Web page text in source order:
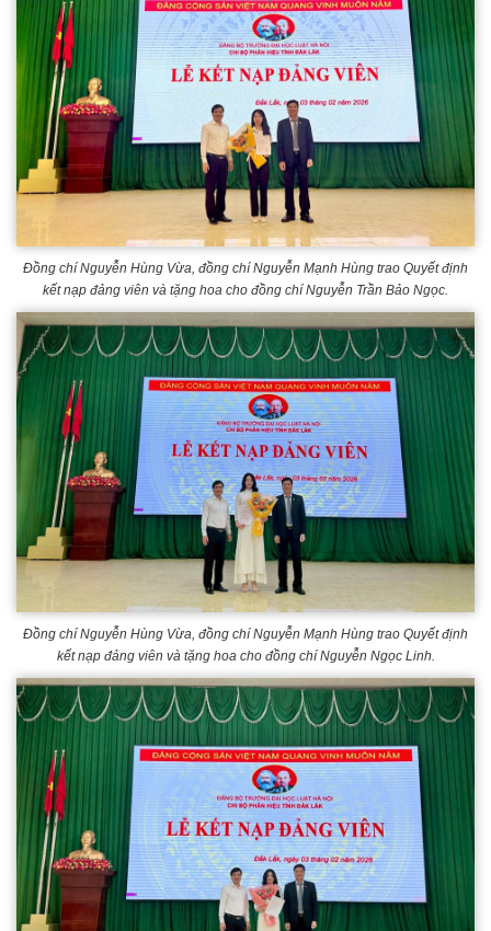
Đồng chí Nguyễn Hùng Vừa, đồng chí Nguyễn Mạnh Hùng trao Quyết định
kết nạp đảng viên và tặng hoa cho đồng chí Nguyễn Trần Bảo Ngọc.
Đồng chí Nguyễn Hùng Vừa, đồng chí Nguyễn Mạnh Hùng trao Quyết định
kết nạp đảng viên và tặng hoa cho đồng chí Nguyễn Ngọc Linh.